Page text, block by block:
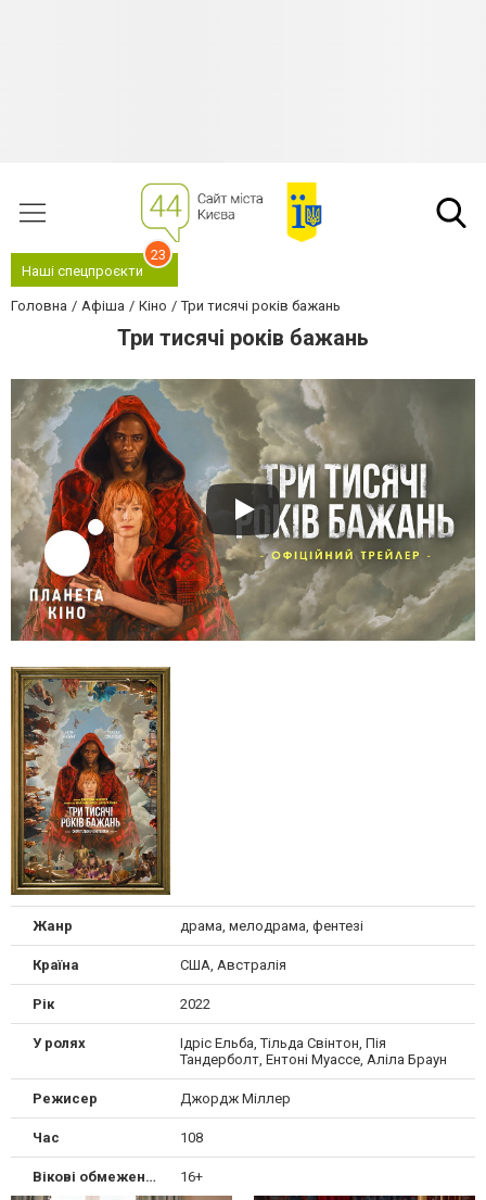
Наші спецпроєкти
23
Головна Афіша Кіно Три тисячі років бажань
Три тисячі років бажань
Жанр драма, мелодрама, фентезі
Країна США, Австралія
Рік 2022
У ролях
Ідріс Ельба, Тільда Свінтон, Пія
Тандерболт, Ентоні Муассе, Аліла Браун
Режисер Джордж Міллер
Час 108
Вікові обмеження 16+